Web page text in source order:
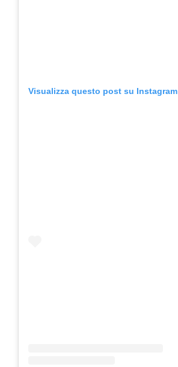
Visualizza questo post su Instagram